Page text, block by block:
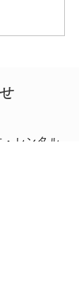
ク
レンタル